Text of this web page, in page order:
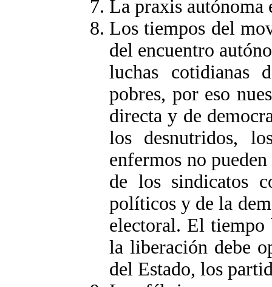
La praxis autónoma
Los tiempos del
del encuentro
luchas cotidianas
pobres, por eso
directa y de
los desnutridos,
enfermos no
de los sindicatos
políticos y de la
electoral. El tiempo
la liberación debe
del Estado, los